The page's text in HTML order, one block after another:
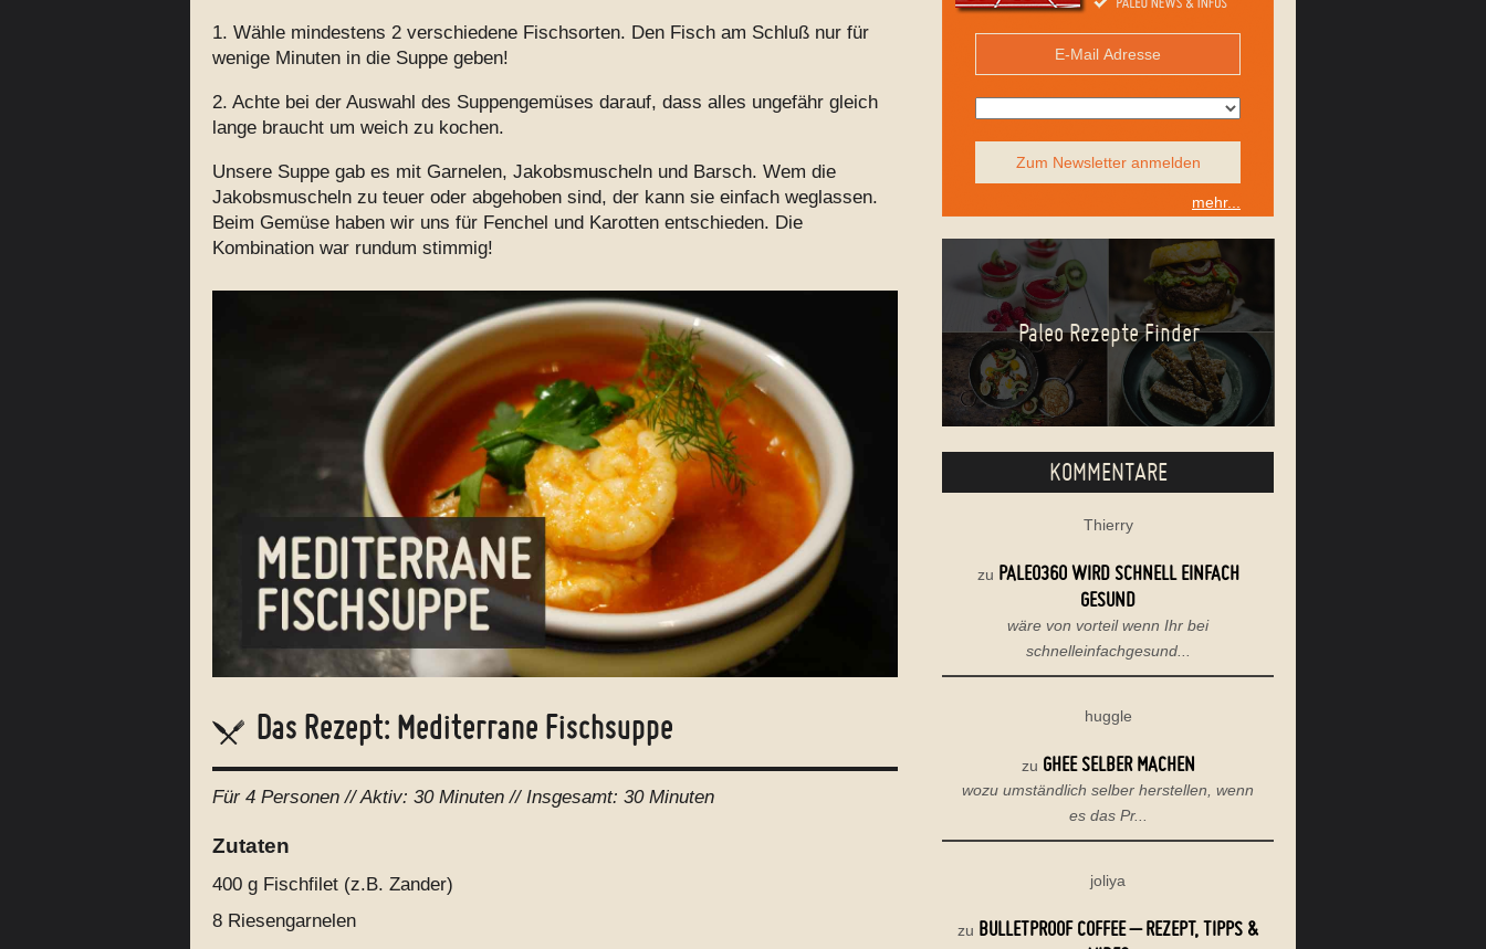
1. Wähle mindestens 2 verschiedene Fischsorten. Den Fisch am Schluß nur für
wenige Minuten in die Suppe geben!
2. Achte bei der Auswahl des Suppengemüses darauf, dass alles ungefähr gleich
lange braucht um weich zu kochen.
Unsere Suppe gab es mit Garnelen, Jakobsmuscheln und Barsch. Wem die
Jakobsmuscheln zu teuer oder abgehoben sind, der kann sie einfach weglassen.
Beim Gemüse haben wir uns für Fenchel und Karotten entschieden. Die
Kombination war rundum stimmig!
Das Rezept: Mediterrane Fischsuppe
Für 4 Personen // Aktiv: 30 Minuten //Insgesamt: 30 Minuten
Zutaten
400 g Fischfilet (z.B. Zander)
8 Riesengarnelen
Zum Newsletter anmelden
mehr...
Paleo Rezepte Finder
KOMMENTARE
Thierry
zu PALEO360 WIRD SCHNELL EINFACH
GESUND
wäre von vorteil wenn Ihr bei
schnelleinfachgesund...
huggle
zu GHEE SELBER MACHEN
wozu umständlich selber herstellen, wenn
es das Pr...
joliya
zu BULLETPROOF COFFEE – REZEPT, TIPPS &